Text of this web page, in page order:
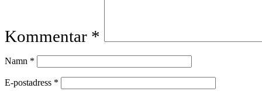
Kommentar *
Namn *
E-postadress *